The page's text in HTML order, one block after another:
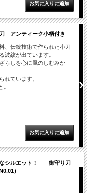
」アンティーク小柄付き
、伝統技術で作られた小刀
波紋が出ています。
らしを心に風のしむみか
れています。
なシルエット！ 御守り刀
）